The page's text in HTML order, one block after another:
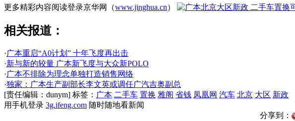
更多精彩内容阅读登录京华网（www.jinghua.cn）
相关报道：
·广本重启“A0计划” 十年飞度再出击
·新与新的较量 广本新飞度与大众新POLO
·广本不排除为理念单独打造销售网络
·独家：广本生产副部长李文英或调任广汽吉奥副总
[责任编辑：dunym] 标签： 广本 二手车 置换 雅阁 省钱 凤凰网 汽车 北京 大区 新政
用手机登录 3g.ifeng.com 随时随地看新闻
分享到：